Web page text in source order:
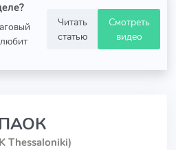
Читать
статью
Смотреть
видео
Thessaloniki)